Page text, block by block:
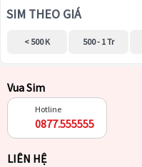
SIM THEO GIÁ
< 500 K 500 - 1 Tr
Vua Sim
Hotline
0877.555555
LIÊN HỆ